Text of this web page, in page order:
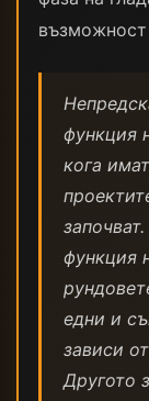
възможност
функция
кога
функция
едни и
зависи
Другото